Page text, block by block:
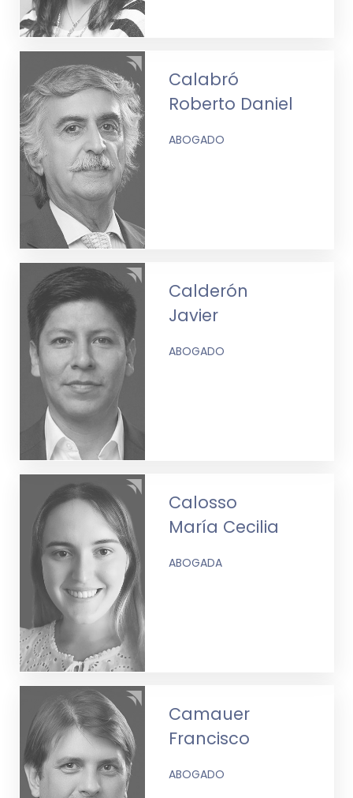
Calabró
Roberto Daniel
ABOGADO
Calderón
Javier
ABOGADO
Calosso
María Cecilia
ABOGADA
Camauer
Francisco
ABOGADO